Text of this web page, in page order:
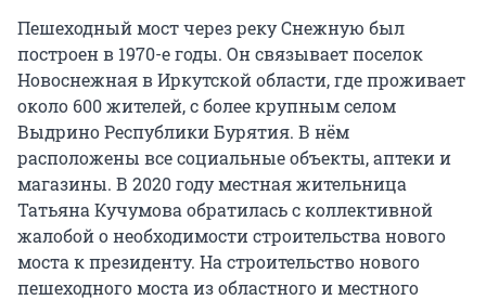
Пешеходный мост через реку Снежную был
построен в 1970-е годы. Он связывает поселок
Новоснежная в Иркутской области, где проживает
около 600 жителей, с более крупным селом
Выдрино Республики Бурятия. В нём
расположены все социальные объекты, аптеки и
магазины. В 2020 году местная жительница
Татьяна Кучумова обратилась с коллективной
жалобой о необходимости строительства нового
моста к президенту. На строительство нового
пешеходного моста из областного и местного